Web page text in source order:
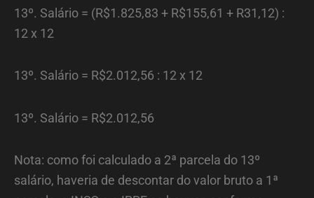
13º. Salário = (R$1.825,83 + R$155,61 + R31,12) :
12 x 12
13º. Salário = R$2.012,56 : 12 x 12
13º. Salário = R$2.012,56
Nota: como foi calculado a 2ª parcela do 13º
salário, haveria de descontar do valor bruto a 1ª